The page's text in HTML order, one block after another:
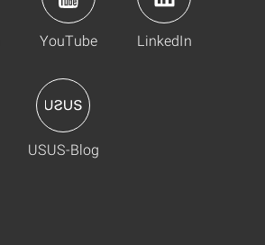
YouTube LinkedIn
USUS-Blog